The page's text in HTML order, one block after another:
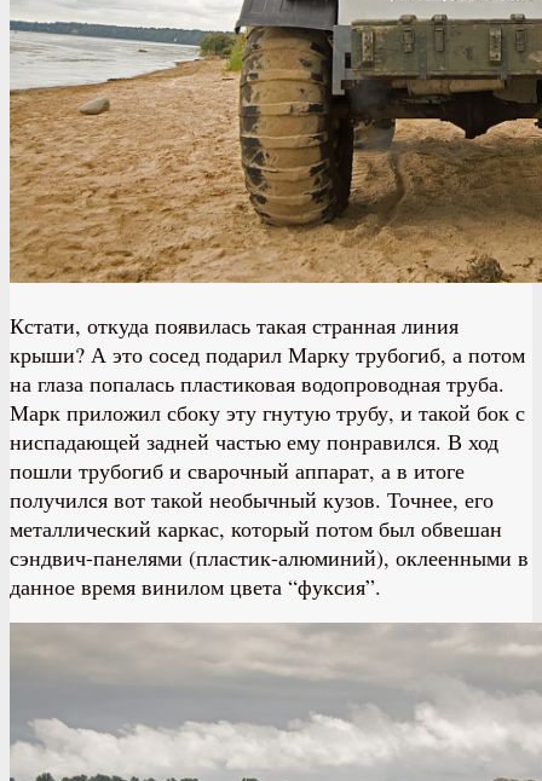
Кстати, откуда появилась такая странная линия
крыши? А это сосед подарил Марку трубогиб, а потом
на глаза попалась пластиковая водопроводная труба.
Марк приложил сбоку эту гнутую трубу, и такой бок с
ниспадающей задней частью ему понравился. В ход
пошли трубогиб и сварочный аппарат, а в итоге
получился вот такой необычный кузов. Точнее, его
металлический каркас, который потом был обвешан
сэндвич-панелями (пластик-алюминий), оклеенными в
данное время винилом цвета “фуксия”.